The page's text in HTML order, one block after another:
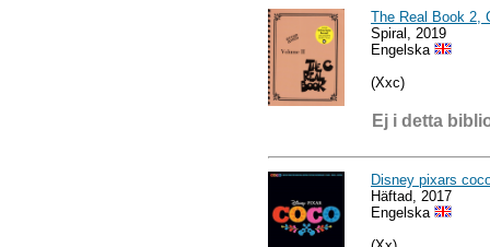
The Real Book 2,
Spiral, 2019
Engelska
(Xxc)
Ej i detta
Disney pixars
Häftad, 2017
Engelska